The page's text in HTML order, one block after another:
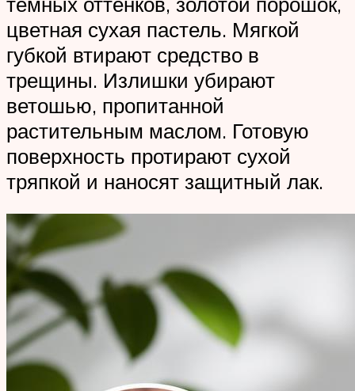
цветная сухая пастель. Мягкой
губкой втирают средство в
трещины. Излишки убирают
ветошью, пропитанной
растительным маслом. Готовую
поверхность протирают сухой
тряпкой и наносят защитный лак.